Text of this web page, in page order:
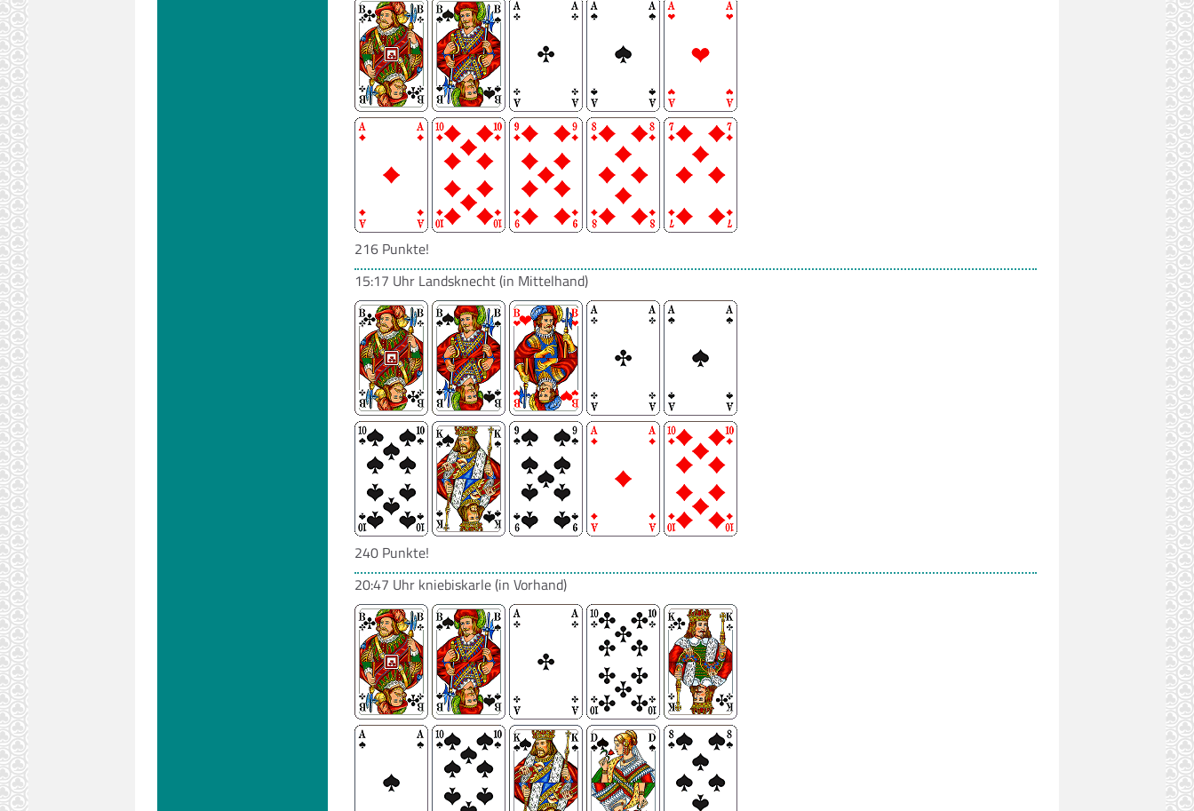
216 Punkte!
15:17 Uhr Landsknecht(in Mittelhand)
240 Punkte!
20:47 Uhr kniebiskarle(in Vorhand)